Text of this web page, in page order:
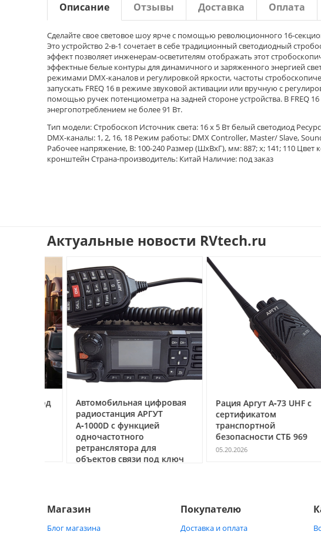
Описание Отзывы Доставка Оплата
Сделайте свое световое шоу ярче с помощью революционного 16-
Это устройство 2-в-1 сочетает в себе традиционный светодиодный
эффект позволяет инженерам-осветителям отображать этот
эффектные белые контуры для динамичного и заряженного энергией
режимами DMX-каналов и регулировкой яркости, частоты
запускать FREQ 16 в режиме звуковой активации или вручную с
помощью ручек потенциометра на задней стороне устройства. В FREQ
энергопотреблением не более 91 Вт.
Тип модели: Стробоскоп Источник света: 16 x 5 Вт белый светодиод
DMX-каналы: 1, 2, 16, 18 Режим работы: DMX Controller, Master/ Slave,
Рабочее напряжение, В: 100-240 Размер (ШхВхГ), мм: 887; x; 141; 110 Цвет
кронштейн Страна-производитель: Китай Наличие: под заказ
Актуальные новости RVtech.ru
Автомобильная цифровая
радиостанция АРГУТ
А‑1000D с функцией
одночастотного
ретранслятора для
объектов связи под ключ
Рация Аргут А‑73 UHF с
сертификатом
транспортной
безопасности СТБ 969
05.20.2026
Магазин
Блог магазина
Покупателю
Доставка и оплата